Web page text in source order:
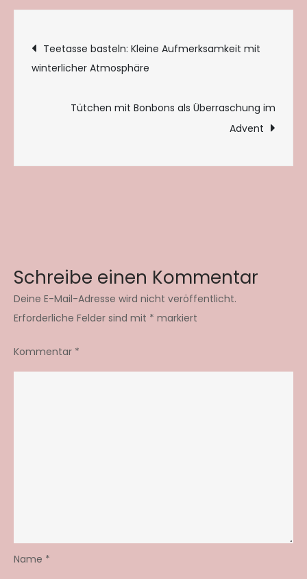
Beitragsnavigation
Teetasse basteln: Kleine Aufmerksamkeit mit
winterlicher Atmosphäre
Tütchen mit Bonbons als Überraschung im
Advent
Schreibe einen Kommentar
Deine E-Mail-Adresse wird nicht veröffentlicht.
Erforderliche Felder sind mit * markiert
Kommentar *
Name *